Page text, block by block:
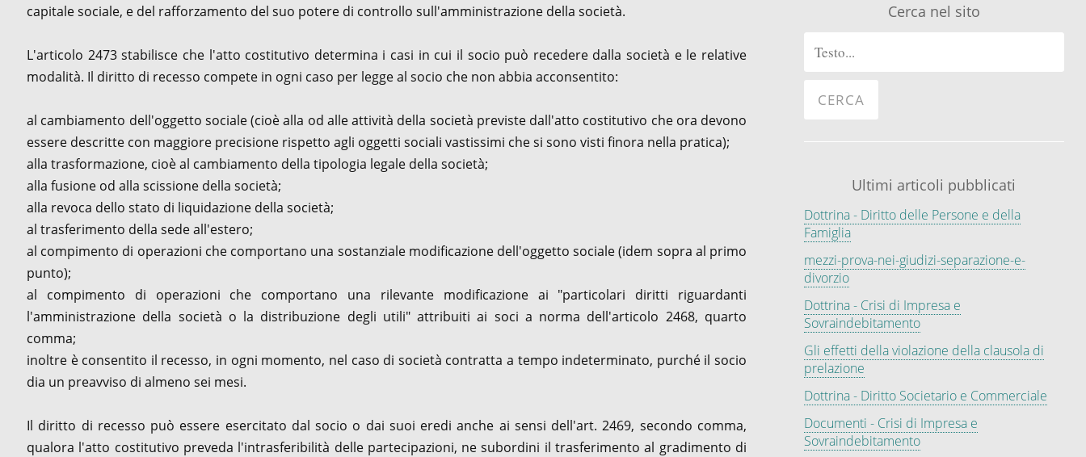
capitale sociale, e del rafforzamento del suo potere di controllo sull'amministrazione della società.
L'articolo 2473 stabilisce che l'atto costitutivo determina i casi in cui il socio può recedere dalla società e le relative
modalità. Il diritto di recesso compete in ogni caso per legge al socio che non abbia acconsentito:
al cambiamento dell'oggetto sociale (cioè alla od alle attività della società previste dall'atto costitutivo che ora devono
essere descritte con maggiore precisione rispetto agli oggetti sociali vastissimi che si sono visti finora nella pratica);
alla trasformazione, cioè al cambiamento della tipologia legale della società;
alla fusione od alla scissione della società;
alla revoca dello stato di liquidazione della società;
al trasferimento della sede all'estero;
al compimento di operazioni che comportano una sostanziale modificazione dell'oggetto sociale (idem sopra al primo
punto);
al compimento di operazioni che comportano una rilevante modificazione ai "particolari diritti riguardanti
l'amministrazione della società o la distribuzione degli utili" attribuiti ai soci a norma dell'articolo 2468, quarto
comma;
inoltre è consentito il recesso, in ogni momento, nel caso di società contratta a tempo indeterminato, purché il socio
dia un preavviso di almeno sei mesi.
Il diritto di recesso può essere esercitato dal socio o dai suoi eredi anche ai sensi dell'art. 2469, secondo comma,
qualora l'atto costitutivo preveda l'intrasferibilità delle partecipazioni, ne subordini il trasferimento al gradimento di
Cerca nel sito
Ultimi articoli pubblicati
Dottrina - Diritto delle Persone e della
Famiglia
mezzi-prova-nei-giudizi-separazione-e-
divorzio
Dottrina - Crisi di Impresa e
Sovraindebitamento
Gli effetti della violazione della clausola di
prelazione
Dottrina - Diritto Societario e Commerciale
Documenti - Crisi di Impresa e
Sovraindebitamento